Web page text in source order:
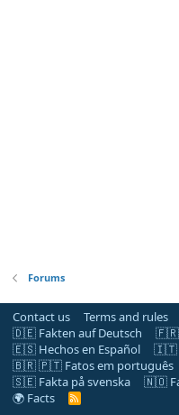
Forums
Contact us Terms and rules
🇩🇪 Fakten auf Deutsch
🇫🇷
🇪🇸 Hechos en Español
🇮🇹
🇧🇷 🇵🇹 Fatos em português
🇸🇪 Fakta på svenska
🇳🇴
🌍 Facts
R